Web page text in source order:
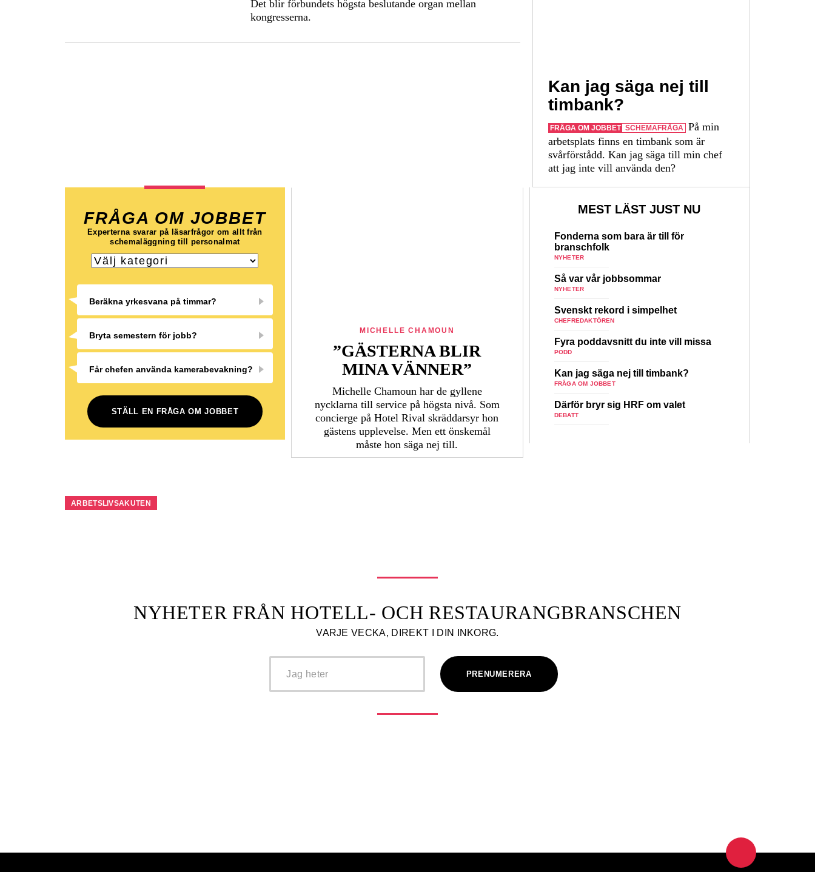
Det blir förbundets högsta beslutande organ mellan
kongresserna.
Kan jag säga nej till
timbank?
FRÅGA OM JOBBET SCHEMAFRÅGA På min
arbetsplats finns en timbank som är
svårförstådd. Kan jag säga till min chef
att jag inte vill använda den?
FRÅGA OM JOBBET
Experterna svarar på läsarfrågor om allt från
schemaläggning till personalmat
Beräkna yrkesvana på timmar?
Bryta semestern för jobb?
Får chefen använda kamerabevakning?
STÄLL EN FRÅGA OM JOBBET
MICHELLE CHAMOUN
”GÄSTERNA BLIR
MINA VÄNNER”
Michelle Chamoun har de gyllene
nycklarna till service på högsta nivå. Som
concierge på Hotel Rival skräddarsyr hon
gästens upp­levelse. Men ett önskemål
måste hon säga nej till.
MEST LÄST JUST NU
Fonderna som bara är till för
branschfolk
NYHETER
Så var vår jobbsommar
NYHETER
Svenskt rekord i simpelhet
CHEFREDAKTÖREN
Fyra poddavsnitt du inte vill missa
PODD
Kan jag säga nej till timbank?
FRÅGA OM JOBBET
Därför bryr sig HRF om valet
DEBATT
ARBETSLIVSAKUTEN
NYHETER FRÅN HOTELL- OCH RESTAURANGBRANSCHEN
VARJE VECKA, DIREKT I DIN INKORG.